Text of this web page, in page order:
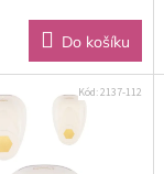
Do košíku
Kód:2137-112